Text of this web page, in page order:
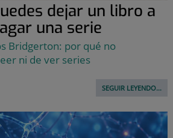
dejar un libro a
una serie
Bridgerton: por qué no
ni de ver series
SEGUIR LEYENDO...